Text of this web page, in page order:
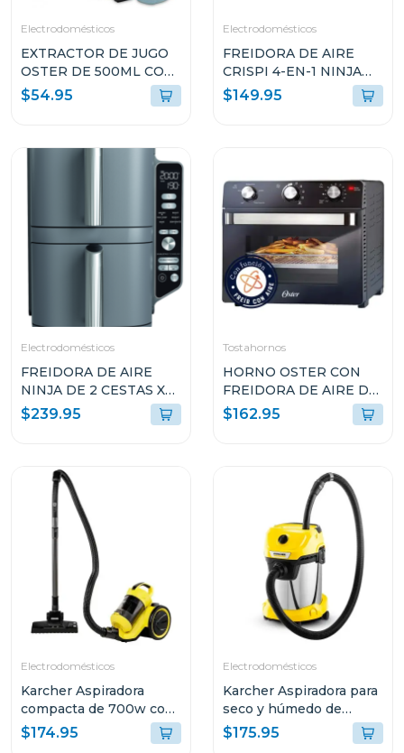
Electrodomésticos
EXTRACTOR DE JUGO
OSTER DE 500ML CON
FILTRO DE ACERO
FPSTJE316W
$54.95
Electrodomésticos
FREIDORA DE AIRE
CRISPI 4-EN-1 NINJA
DE COLOR AZUL CON
RECIPIENTE DE
$149.95
Electrodomésticos
FREIDORA DE AIRE
NINJA DE 2 CESTAS XL
10QT COLOR GRIS
SL401
$239.95
Tostahornos
HORNO OSTER CON
FREIDORA DE AIRE DE
22L CON
RECUBRIMIENTO
$162.95
Electrodomésticos
Karcher Aspiradora
compacta de 700w con
contenedor de residuos
$174.95
Electrodomésticos
Karcher Aspiradora para
seco y húmedo de
1000w wd3s
$175.95